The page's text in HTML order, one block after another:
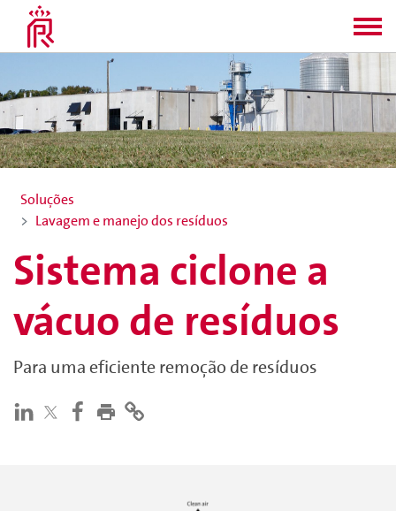
Soluções
Lavagem e manejo dos resíduos
Sistema ciclone a
vácuo de resíduos
Para uma eficiente remoção de resíduos